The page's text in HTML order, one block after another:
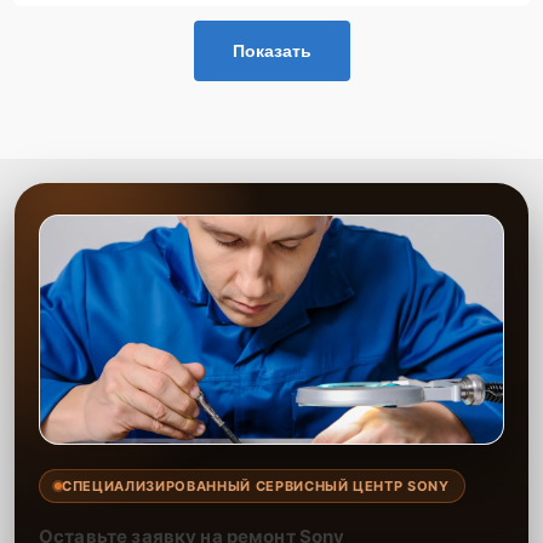
Показать
СПЕЦИАЛИЗИРОВАННЫЙ СЕРВИСНЫЙ ЦЕНТР SONY
Оставьте заявку на ремонт Sony